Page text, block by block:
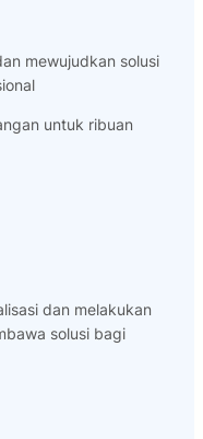
mewujudkan solusi
untuk ribuan
dan melakukan
solusi bagi